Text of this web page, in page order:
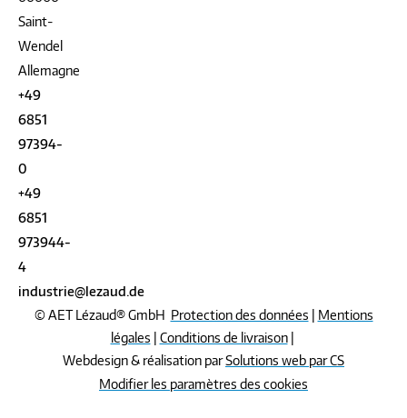
Saint-
Wendel
Allemagne
+49
6851
97394-
0
+49
6851
973944-
4
industrie@lezaud.de
© AET Lézaud® GmbH Protection des données
Mentions
légales
Conditions de livraison|
Webdesign & réalisation parSolutions web par CS
Modifier les paramètres des cookies